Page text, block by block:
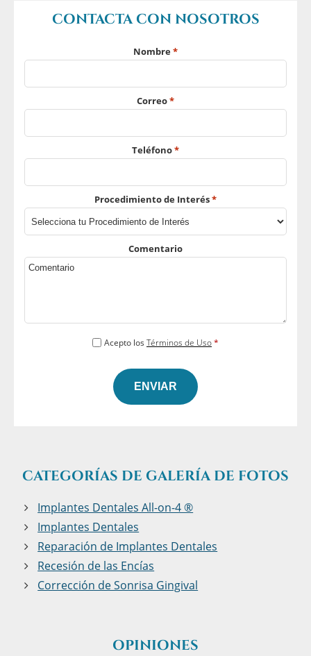
CONTACTA CON NOSOTROS
Nombre*
Correo*
Teléfono*
Procedimiento de Interés*
Comentario
Acepto los Términos de Uso*
CATEGORÍAS DE GALERÍA DE FOTOS
Implantes Dentales All-on-4 ®
Implantes Dentales
Reparación de Implantes Dentales
Recesión de las Encías
Corrección de Sonrisa Gingival
OPINIONES